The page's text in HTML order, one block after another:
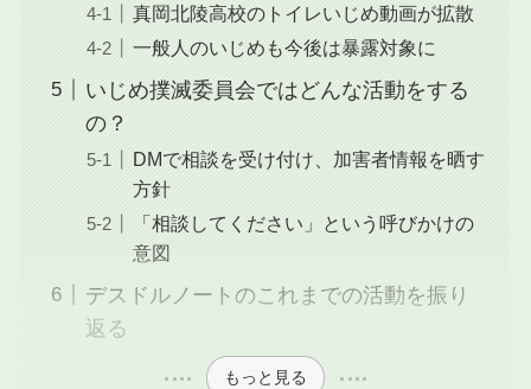
真岡北陵高校のトイレいじめ動画が拡散
一般人のいじめも今後は暴露対象に
いじめ撲滅委員会ではどんな活動をする
の？
DMで相談を受け付け、加害者情報を晒す
方針
「相談してください」という呼びかけの
意図
デスドルノートのこれまでの活動を振り
返る
もっと見る